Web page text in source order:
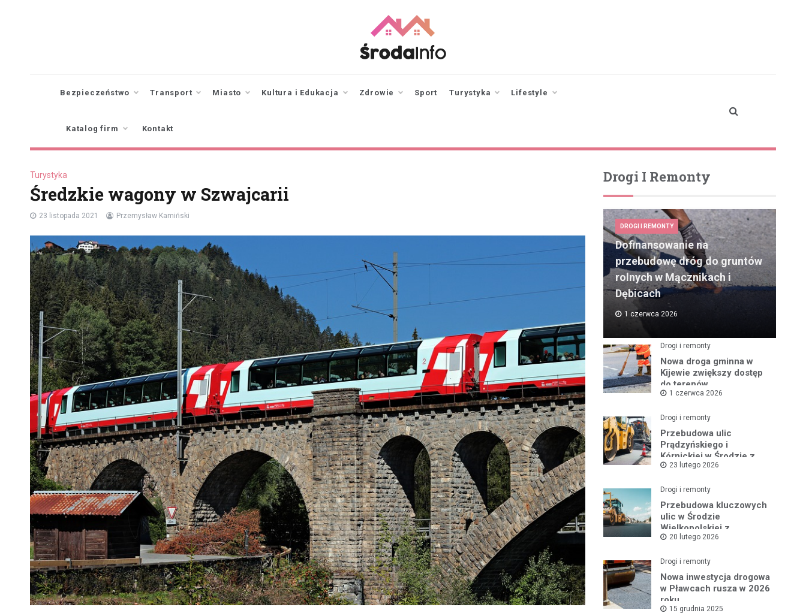
Wielkopolskiej
Bezpieczeństwo Transport Miasto Kultura i Edukacja Zdrowie Sport Turystyka Lifestyle
Katalog firm Kontakt
Turystyka
Średzkie wagony w Szwajcarii
23 listopada 2021 Przemysław Kamiński
Drogi I Remonty
DROGI I REMONTY
Dofinansowanie na
przebudowę dróg do gruntów
rolnych w Mącznikach i
Dębicach
1 czerwca 2026
Drogi i remonty
Nowa droga gminna w
Kijewie zwiększy dostęp
do terenów
inwestycyjnych
1 czerwca 2026
Drogi i remonty
Przebudowa ulic
Prądzyńskiego i
Kórnickiej w Środzie z
rządowym wsparciem
23 lutego 2026
Drogi i remonty
Przebudowa kluczowych
ulic w Środzie
Wielkopolskiej z
rządowym wsparciem
20 lutego 2026
Drogi i remonty
Nowa inwestycja drogowa
w Pławcach rusza w 2026
roku
15 grudnia 2025